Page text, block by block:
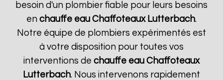
besoin d'un plombier fiable pour leurs besoins
en chauffe eau Chaffoteaux Lutterbach.
Notre équipe de plombiers expérimentés est
à votre disposition pour toutes vos
interventions de chauffe eau Chaffoteaux
Lutterbach. Nous intervenons rapidement